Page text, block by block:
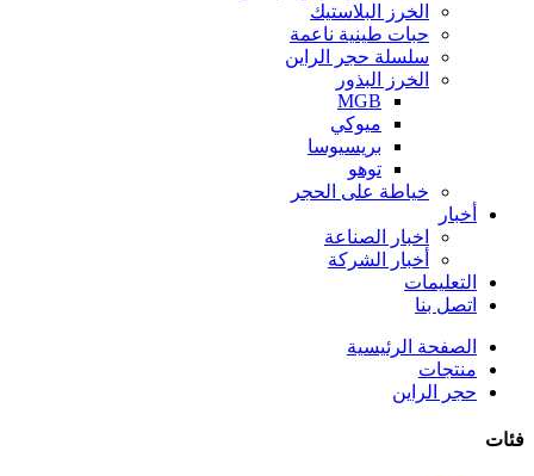
الخرز البلاستيك
حبات طينية ناعمة
سلسلة حجر الراين
الخرز البذور
MGB
ميوكي
بريسيوسا
توهو
خياطة على الحجر
أخبار
اخبار الصناعة
أخبار الشركة
التعليمات
اتصل بنا
الصفحة الرئيسية
منتجات
حجر الراين
فئات